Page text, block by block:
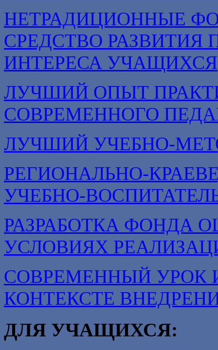
НЕТРАДИЦИОННЫЕ
СРЕДСТВО РАЗВИТИЯ
ИНТЕРЕСА УЧАЩИХСЯ
ЛУЧШИЙ ОПЫТ
СОВРЕМЕННОГО
ЛУЧШИЙ УЧЕБНО-
РЕГИОНАЛЬНО-
УЧЕБНО-
РАЗРАБОТКА ФОНДА
УСЛОВИЯХ
СОВРЕМЕННЫЙ УРОК
КОНТЕКСТЕ
ДЛЯ УЧАЩИХСЯ: